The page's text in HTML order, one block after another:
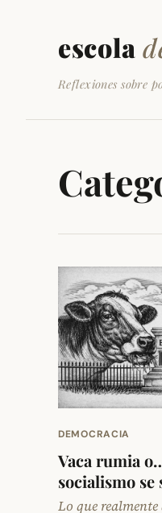
escola
Reflexiones sobre
DEMOCRACIA
Vaca rumia
socialismo se
Lo que